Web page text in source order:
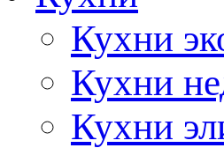
Кухни
Кухни
Кухни